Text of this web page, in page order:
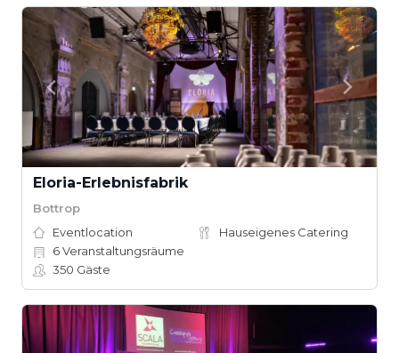
Eloria-Erlebnisfabrik
Bottrop
Eventlocation
Hauseigenes Catering
6Veranstaltungsräume
350 Gäste